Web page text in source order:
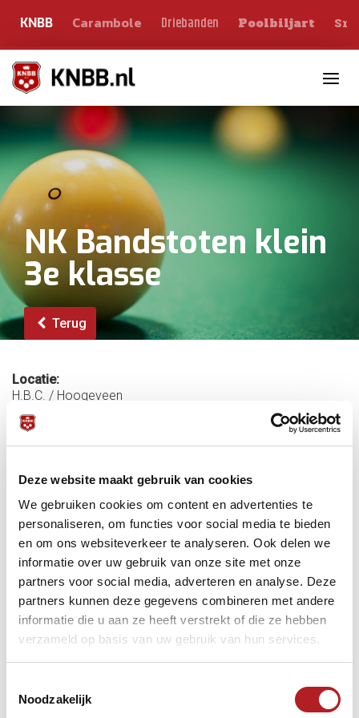
Deze website maakt gebruik van cookies
We gebruiken cookies om content en advertenties te
personaliseren, om functies voor social media te bieden
en om ons websiteverkeer te analyseren. Ook delen we
informatie over uw gebruik van onze site met onze
partners voor social media, adverteren en analyse. Deze
partners kunnen deze gegevens combineren met andere
informatie die u aan ze heeft verstrekt of die ze hebben
verzameld op basis van uw gebruik van hun services.
Noodzakelijk
KNBB Carambole Driebanden Poolbiljart
NK Bandstoten klein
3e klasse
Terug
Locatie:
H.B.C. / Hoogeveen
Startdatum:
17 april 2026 - 18:45
Einddatum:
Meer informatie:
Toernooigegevens
Adres/Routeplanner
Hotel
B&B VVV
Bandstoten KNBB KVC